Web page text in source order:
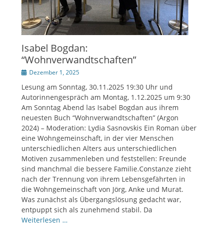
Isabel Bogdan:
“Wohnverwandtschaften”
Veröffentlicht
Dezember 1, 2025
Lesung am Sonntag, 30.11.2025 19:30 Uhr und
Autorinnengespräch am Montag, 1.12.2025 um 9:30
Am Sonntag Abend las Isabel Bogdan aus ihrem
neuesten Buch “Wohnverwandtschaften” (Argon
2024) – Moderation: Lydia Sasnovskis Ein Roman über
eine Wohngemeinschaft, in der vier Menschen
unterschiedlichen Alters aus unterschiedlichen
Motiven zusammenleben und feststellen: Freunde
sind manchmal die bessere Familie.Constanze zieht
nach der Trennung von ihrem Lebensgefährten in
die Wohngemeinschaft von Jörg, Anke und Murat.
Was zunächst als Übergangslösung gedacht war,
entpuppt sich als zunehmend stabil. Da
Weiterlesen …